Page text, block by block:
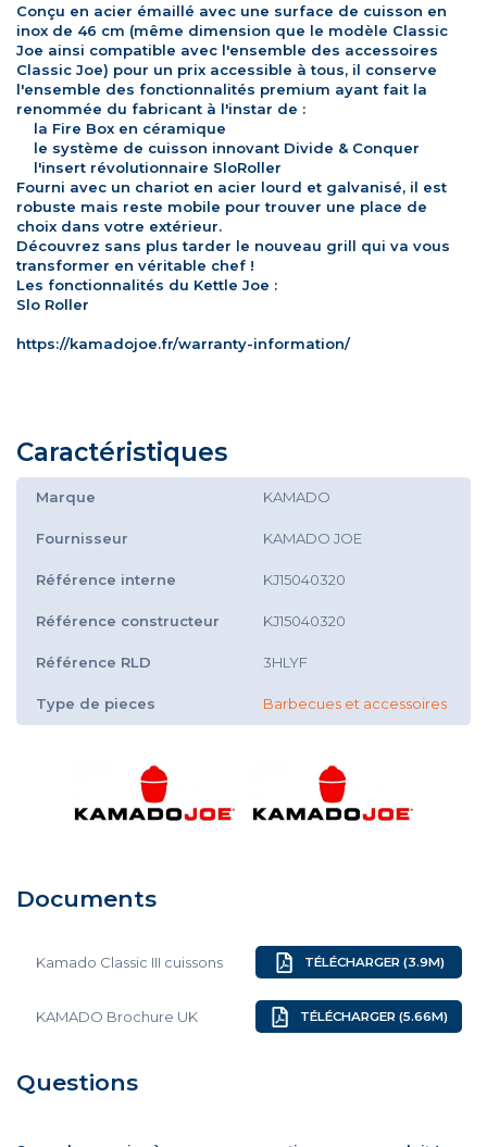
Conçu en acier émaillé avec une surface de cuisson en
inox de 46 cm (même dimension que le modèle Classic
Joe ainsi compatible avec l'ensemble des accessoires
Classic Joe) pour un prix accessible à tous, il conserve
l'ensemble des fonctionnalités premium ayant fait la
renommée du fabricant à l'instar de :
la Fire Box en céramique
le système de cuisson innovant Divide & Conquer
l'insert révolutionnaire SloRoller
Fourni avec un chariot en acier lourd et galvanisé, il est
robuste mais reste mobile pour trouver une place de
choix dans votre extérieur.
Découvrez sans plus tarder le nouveau grill qui va vous
transformer en véritable chef !
Les fonctionnalités du Kettle Joe :
Slo Roller
https://kamadojoe.fr/warranty-information/
Caractéristiques
Marque KAMADO
Fournisseur KAMADO JOE
Référence interne KJ15040320
Référence constructeur KJ15040320
Référence RLD 3HLYF
Type de pieces Barbecues et accessoires
Documents
Kamado Classic III cuissons TÉLÉCHARGER (3.9M)
KAMADO Brochure UK TÉLÉCHARGER (5.66M)
Questions